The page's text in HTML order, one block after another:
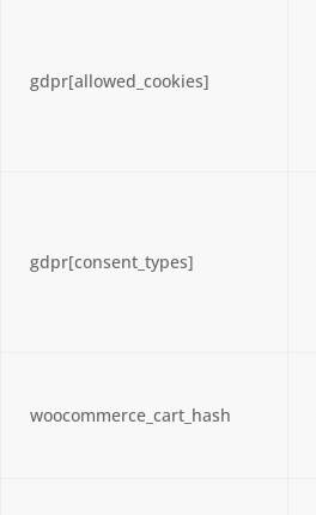
gdpr[allowed_cookies]
gdpr[consent_types]
woocommerce_cart_hash